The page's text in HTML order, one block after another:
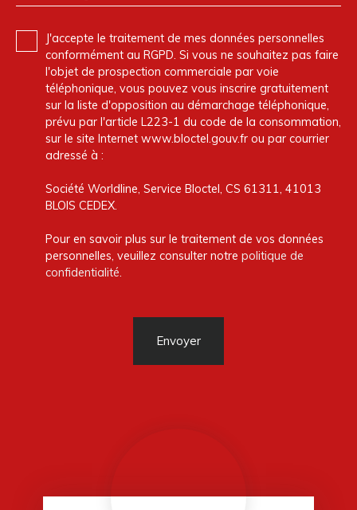
J'accepte le traitement de mes données personnelles
conformément au RGPD. Si vous ne souhaitez pas faire
l'objet de prospection commerciale par voie
téléphonique, vous pouvez vous inscrire gratuitement
sur la liste d'opposition au démarchage téléphonique,
prévu par l'article L223-1 du code de la consommation,
sur le site Internet www.bloctel.gouv.fr ou par courrier
adressé à :
Société Worldline, Service Bloctel, CS 61311, 41013
BLOIS CEDEX.
Pour en savoir plus sur le traitement de vos données
personnelles, veuillez consulter notre politique de
confidentialité.
Envoyer